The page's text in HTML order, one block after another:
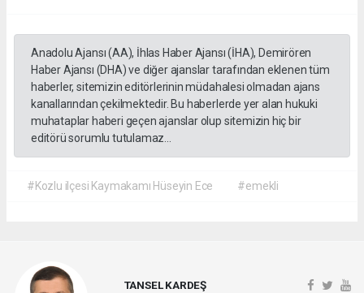
Anadolu Ajansı (AA), İhlas Haber Ajansı (İHA), Demirören
Haber Ajansı (DHA) ve diğer ajanslar tarafından eklenen tüm
haberler, sitemizin editörlerinin müdahalesi olmadan ajans
kanallarından çekilmektedir. Bu haberlerde yer alan hukuki
muhataplar haberi geçen ajanslar olup sitemizin hiç bir
editörü sorumlu tutulamaz...
#Kozlu ilçesi Kaymakamı Hüseyin Ece #emekli
TANSEL KARDEŞ